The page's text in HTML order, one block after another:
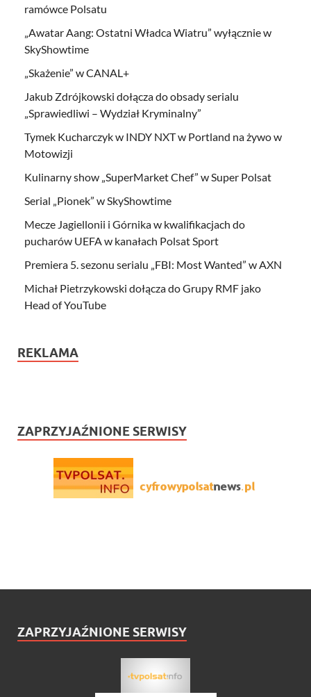
ramówce Polsatu
„Awatar Aang: Ostatni Władca Wiatru” wyłącznie w
SkyShowtime
„Skażenie” w CANAL+
Jakub Zdrójkowski dołącza do obsady serialu
„Sprawiedliwi – Wydział Kryminalny”
Tymek Kucharczyk w INDY NXT w Portland na żywo w
Motowizji
Kulinarny show „SuperMarket Chef” w Super Polsat
Serial „Pionek” w SkyShowtime
Mecze Jagiellonii i Górnika w kwalifikacjach do
pucharów UEFA w kanałach Polsat Sport
Premiera 5. sezonu serialu „FBI: Most Wanted” w AXN
Michał Pietrzykowski dołącza do Grupy RMF jako
Head of YouTube
REKLAMA
ZAPRZYJAŹNIONE SERWISY
ZAPRZYJAŹNIONE SERWISY